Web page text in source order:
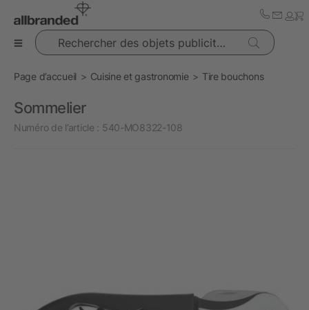
Rechercher des objets publicitaires
Page d’accueil Cuisine et gastronomie Tire bouchons
Sommelier
Numéro de l’article : 540-MO8322-108